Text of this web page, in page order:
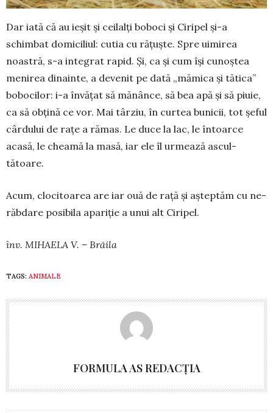
Dar iată că au ieșit și ceilalți boboci și Ci­ripel și-a
schimbat domiciliul: cutia cu rățuște. Spre ui­mi­rea
noastră, s-a integrat rapid. Și, ca și cum își cu­noștea
menirea dinainte, a devenit pe dată „mă­mi­ca și tătica”
bobocilor: i-a în­vățat să mănânce, să bea apă și să piuie,
ca să obțină ce vor. Mai târziu, în curtea bunicii, tot șeful
cârdului de rațe a rămas. Le duce la lac, le întoarce
acasă, le cheamă la ma­să, iar ele îl ur­mează ascul­
tătoare.
Acum, clo­ci­toarea are iar ouă de rață și aș­teptăm cu ne­
răb­dare posibila a­pa­riție a unui alt Ciripel.
înv. MIHAELA V. – Brăila
TAGS: ANIMALE
FORMULA AS REDACȚIA